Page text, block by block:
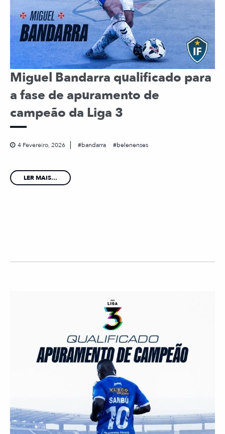
Miguel Bandarra qualificado para
a fase de apuramento de
campeão da Liga 3
4 Fevereiro, 2026 bandarra belenenses
LER MAIS...